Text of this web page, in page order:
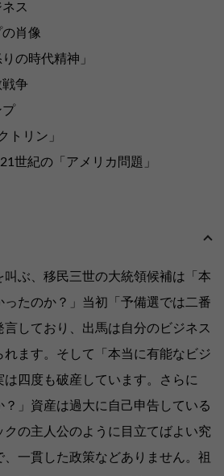
ス
肖像
の時代精神」
戦争
プ
トリン」
世紀の「アメリカ問題」
ぶ、移民三世の大統領候補は「本
ったのか？」当初「予備選では二番
しており、出馬は自分のビジネス
ます。そして「本当に有能なビジ
は四度も破産しています。さらに
？」資産は過大に自己申告している
クの主人公のように目立てばよい究
一貫した政策などありません。祖